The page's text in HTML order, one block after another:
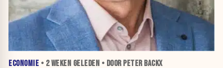
ECONOMIE • 2 WEKEN GELEDEN • DOOR PETER BACKX